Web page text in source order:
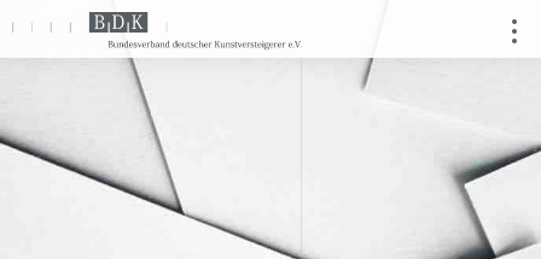
zum
Inhalt